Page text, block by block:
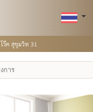
โว๊ค สุขุมวิท 31